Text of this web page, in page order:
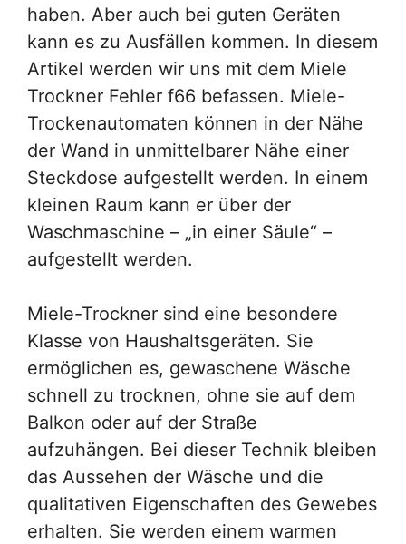
haben. Aber auch bei guten Geräten
kann es zu Ausfällen kommen. In diesem
Artikel werden wir uns mit dem Miele
Trockner Fehler f66 befassen. Miele-
Trockenautomaten können in der Nähe
der Wand in unmittelbarer Nähe einer
Steckdose aufgestellt werden. In einem
kleinen Raum kann er über der
Waschmaschine – „in einer Säule“ –
aufgestellt werden.
Miele-Trockner sind eine besondere
Klasse von Haushaltsgeräten. Sie
ermöglichen es, gewaschene Wäsche
schnell zu trocknen, ohne sie auf dem
Balkon oder auf der Straße
aufzuhängen. Bei dieser Technik bleiben
das Aussehen der Wäsche und die
qualitativen Eigenschaften des Gewebes
erhalten. Sie werden einem warmen